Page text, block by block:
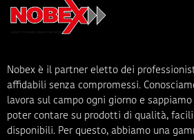
Nobex è il partner eletto dei
affidabili senza compromessi.
lavora sul campo ogni giorno e
poter contare su prodotti di qualità,
disponibili. Per questo, abbiamo una